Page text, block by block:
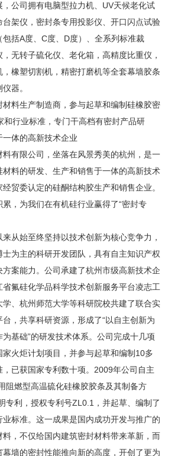
司拥有电脑型拉力机、UV天候老化试
台架仪，密封条专用投影仪、开口闪点试验
括A度、C度、D度）、全系列标准裁
无转子硫化仪、老化箱，高精度比重仪，
橡塑切割机，精密打磨机等全套幕墙胶条
器。
生产制造商，参与起草和编制硅橡胶密
和行业标准，专门干高档有密封产品研
体的高新技术企业
限公司，坐落在风景秀美的杭州，是一
材料的研发、生产和销售于一体的高新技术
贸委认定的硅酮结构胶生产和销售企业。
，为我们在有机硅行业赢得了“密封专
始至终坚持以技术创新为核心竞争力，
为主的科研开发团队，具有自主知识产权
方案能力。公司承建了杭州市级高新技术企
省氟硅化学品科学技术创新服务平台凌志工
学、杭州师范大学等科研院校共建了联合实
，共享科研资源，形成了“以自主创新为
基础”的研发技术体系。公司完成十几项
火炬计划项目，并参与起草和编制10多
已获国家专利数十项。2009年公司自主
阻燃型高温硫化硅橡胶胶条及其制备方
专利，授权专利号ZL0.1，并起草、编制了
标准。这一成果是国内成功开发与推广的
料，不仅给国内建筑密封材料带来革新，而
幕墙的密封性能推向新的高度，开创了更为